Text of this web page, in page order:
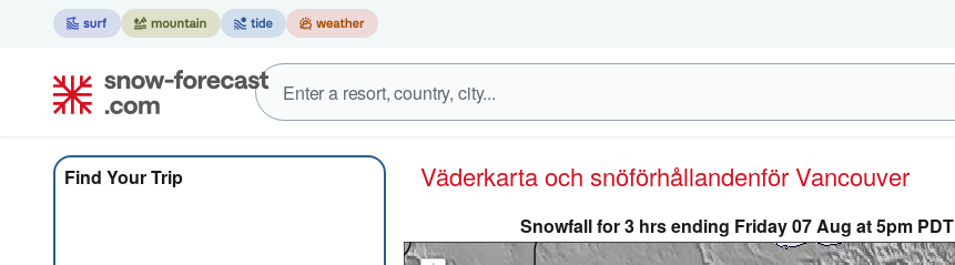
Find Your Trip Väderkarta och snöförhållandenför Vancouver
Snowfall for 3 hrs ending Friday 07 Aug at 5pm PDT